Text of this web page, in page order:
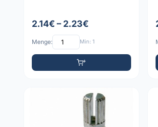
2.14€ – 2.23€
Menge: Min: 1